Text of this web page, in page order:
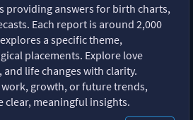
providing answers for birth charts,
Each report is around 2,000
a specific theme,
placements. Explore love
life changes with clarity.
growth, or future trends,
clear, meaningful insights.